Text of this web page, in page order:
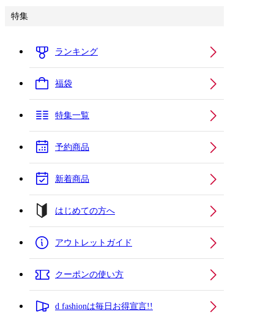
特集
ランキング
福袋
特集一覧
予約商品
新着商品
はじめての方へ
アウトレットガイド
クーポンの使い方
d fashionは毎日お得宣言!!